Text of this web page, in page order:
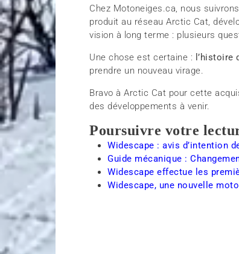
Chez Motoneiges.ca, nous
produit au réseau Arctic Cat,
vision à long terme : plusieurs
Une chose est certaine : l’histoire
prendre un nouveau virage.
Bravo à Arctic Cat pour cette
des développements à venir.
Poursuivre votre
Widescape : avis d’intention
Guide mécanique :
Widescape effectue les
Widescape, une nouvelle